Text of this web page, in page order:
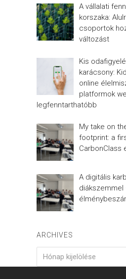
A vállalati
korszaka:
csoportok
változást
Kis
karácsony:
online
platformok
legfenntarthatóbb
My take on
footprint: a
CarbonClass
A digitális
diákszemmel
ARCHIVES
Hónap kijelölése